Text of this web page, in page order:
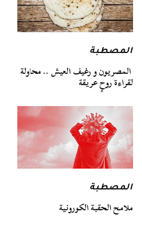
المصطبة
المصريون و رغيف العيش .. محاولة
لقراءة روحٍ عريقة
المصطبة
ملامح الحقبة الكورونية